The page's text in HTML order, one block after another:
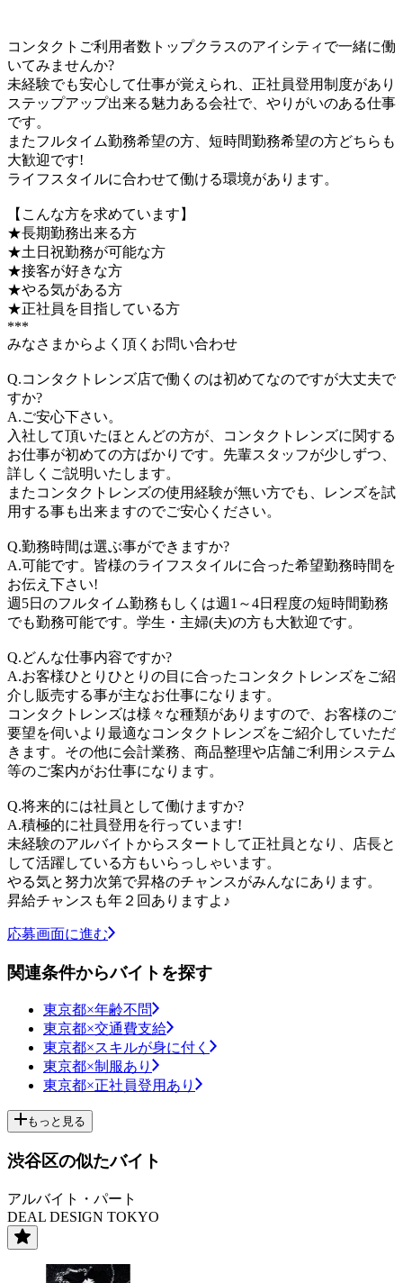
コンタクトご利用者数トップクラスのアイシティで一緒に働
いてみませんか?
未経験でも安心して仕事が覚えられ、正社員登用制度があり
ステップアップ出来る魅力ある会社で、やりがいのある仕事
です。
またフルタイム勤務希望の方、短時間勤務希望の方どちらも
大歓迎です!
ライフスタイルに合わせて働ける環境があります。
【こんな方を求めています】
★長期勤務出来る方
★土日祝勤務が可能な方
★接客が好きな方
★やる気がある方
★正社員を目指している方
***
みなさまからよく頂くお問い合わせ
Q.コンタクトレンズ店で働くのは初めてなのですが大丈夫で
すか?
A.ご安心下さい。
入社して頂いたほとんどの方が、コンタクトレンズに関する
お仕事が初めての方ばかりです。先輩スタッフが少しずつ、
詳しくご説明いたします。
またコンタクトレンズの使用経験が無い方でも、レンズを試
用する事も出来ますのでご安心ください。
Q.勤務時間は選ぶ事ができますか?
A.可能です。皆様のライフスタイルに合った希望勤務時間を
お伝え下さい!
週5日のフルタイム勤務もしくは週1～4日程度の短時間勤務
でも勤務可能です。学生・主婦(夫)の方も大歓迎です。
Q.どんな仕事内容ですか?
A.お客様ひとりひとりの目に合ったコンタクトレンズをご紹
介し販売する事が主なお仕事になります。
コンタクトレンズは様々な種類がありますので、お客様のご
要望を伺いより最適なコンタクトレンズをご紹介していただ
きます。その他に会計業務、商品整理や店舗ご利用システム
等のご案内がお仕事になります。
Q.将来的には社員として働けますか?
A.積極的に社員登用を行っています!
未経験のアルバイトからスタートして正社員となり、店長と
して活躍している方もいらっしゃいます。
やる気と努力次第で昇格のチャンスがみんなにあります。
昇給チャンスも年２回ありますよ♪
応募画面に進む
関連条件からバイトを探す
東京都×年齢不問
東京都×交通費支給
東京都×スキルが身に付く
東京都×制服あり
東京都×正社員登用あり
もっと見る
渋谷区の似たバイト
アルバイト・パート
DEAL DESIGN TOKYO